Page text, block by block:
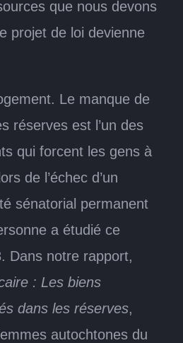
que nous devons
projet de loi devienne
Le manque de
réserves est l’un des
qui forcent les gens à
de l’échec d’un
sénatorial permanent
a étudié ce
Dans notre rapport,
: Les biens
dans les réserves,
autochtones du